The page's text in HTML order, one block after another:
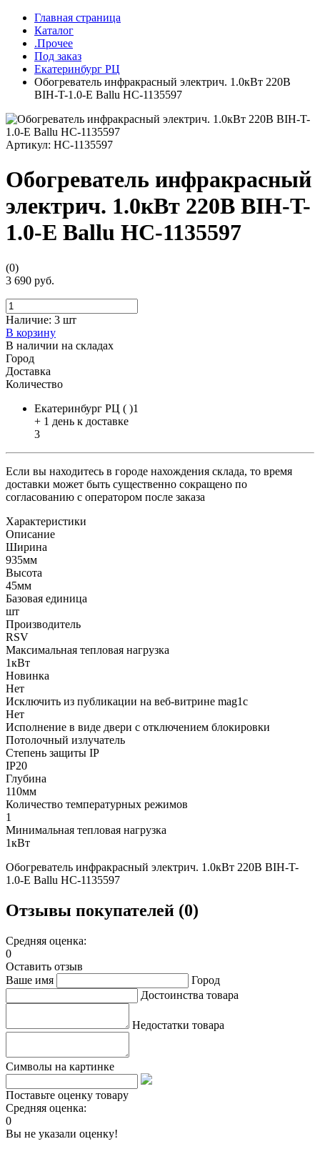
Главная страница
Каталог
.Прочее
Под заказ
Екатеринбург РЦ
Обогреватель инфракрасный электрич. 1.0кВт 220В
BIH-T-1.0-E Ballu НС-1135597
Артикул: НС-1135597
Обогреватель инфракрасный
электрич. 1.0кВт 220В BIH-T-
1.0-E Ballu НС-1135597
(0)
3 690 руб.
Наличие: 3 шт
В корзину
В наличии на складах
Город
Доставка
Количество
Екатеринбург РЦ ( )1
+ 1 день к доставке
3
Если вы находитесь в городе нахождения склада, то время
доставки может быть существенно сокращено по
согласованию с оператором после заказа
Характеристики
Описание
Ширина
935мм
Высота
45мм
Базовая единица
шт
Производитель
RSV
Максимальная тепловая нагрузка
1кВт
Новинка
Нет
Исключить из публикации на веб-витрине mag1c
Нет
Исполнение в виде двери с отключением блокировки
Потолочный излучатель
Степень защиты IP
IP20
Глубина
110мм
Количество температурных режимов
1
Минимальная тепловая нагрузка
1кВт
Обогреватель инфракрасный электрич. 1.0кВт 220В BIH-T-
1.0-E Ballu НС-1135597
Отзывы покупателей (0)
Средняя оценка:
0
Оставить отзыв
Ваше имя
Город
Достоинства товара
Недостатки товара
Символы на картинке
Поставьте оценку товару
Средняя оценка:
0
Вы не указали оценку!